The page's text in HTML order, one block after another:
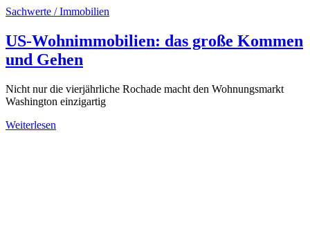
Sachwerte / Immobilien
US-Wohnimmobilien: das große Kommen
und Gehen
Nicht nur die vierjährliche Rochade macht den Wohnungsmarkt
Washington einzigartig
Weiterlesen